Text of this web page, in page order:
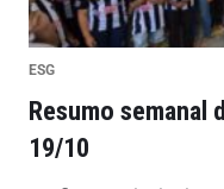
ESG
Resumo semanal
19/10